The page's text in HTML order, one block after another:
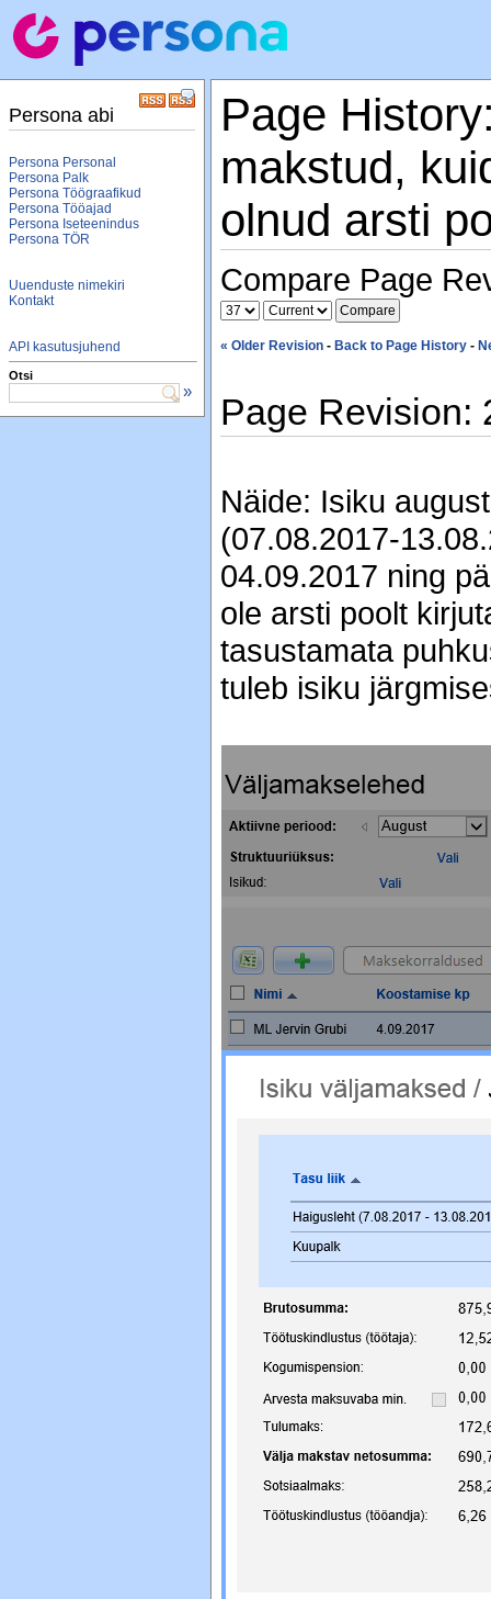
Persona abi
Persona Personal
Persona Palk
Persona Töögraafikud
Persona Tööajad
Persona Iseteenindus
Persona TÖR
Uuenduste nimekiri
Kontakt
API kasutusjuhend
Otsi
»
Page
makstud,
olnud arsti
Compare Page
« Older Revision - Back to Page History -
Page Revision:
Näide: Isiku
(07.08.2017-
04.09.2017 ning
ole arsti poolt
tasustamata
tuleb isiku